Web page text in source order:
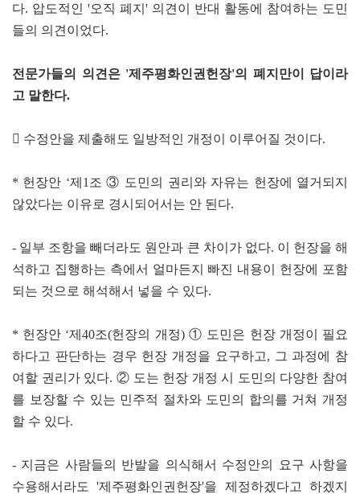
다. 압도적인 '오직 폐지' 의견이 반대 활동에 참여하는 도민
들의 의견이었다.
전문가들의 의견은 '제주평화인권헌장'의 폐지만이 답이라
고 말한다.
 수정안을 제출해도 일방적인 개정이 이루어질 것이다.
* 헌장안 ‘제1조 ③ 도민의 권리와 자유는 헌장에 열거되지
않았다는 이유로 경시되어서는 안 된다.
- 일부 조항을 빼더라도 원안과 큰 차이가 없다. 이 헌장을 해
석하고 집행하는 측에서 얼마든지 빠진 내용이 헌장에 포함
되는 것으로 해석해서 넣을 수 있다.
* 헌장안 ‘제40조(헌장의 개정) ① 도민은 헌장 개정이 필요
하다고 판단하는 경우 헌장 개정을 요구하고, 그 과정에 참
여할 권리가 있다. ② 도는 헌장 개정 시 도민의 다양한 참여
를 보장할 수 있는 민주적 절차와 도민의 합의를 거쳐 개정
할 수 있다.
- 지금은 사람들의 반발을 의식해서 수정안의 요구 사항을
수용해서라도 '제주평화인권헌장'을 제정하겠다고 하겠지